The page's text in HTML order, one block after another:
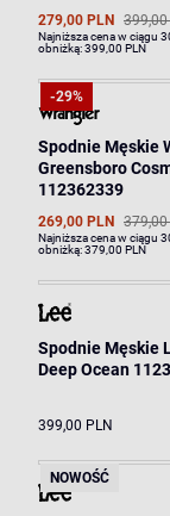
279,00 PLN 399,00
Najniższa cena w ciągu
obniżką:399,00 PLN
-29%
Spodnie Męskie
Greensboro
112362339
269,00 PLN 379,00
Najniższa cena w ciągu
obniżką:379,00 PLN
Spodnie Męskie
Deep Ocean
399,00 PLN
NOWOŚĆ